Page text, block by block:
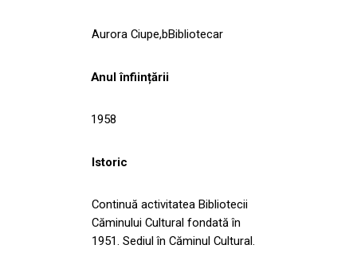
Aurora Ciupe,bBibliotecar
Anul înființării
1958
Istoric
Continuă activitatea Bibliotecii
Căminului Cultural fondată în
1951. Sediul în Căminul Cultural.